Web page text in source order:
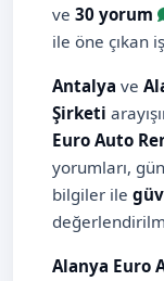
ve 30 yorum
ile öne çıkan
Antalya ve
Şirketi
Euro Auto
yorumları,
bilgiler ile
Alanya Euro